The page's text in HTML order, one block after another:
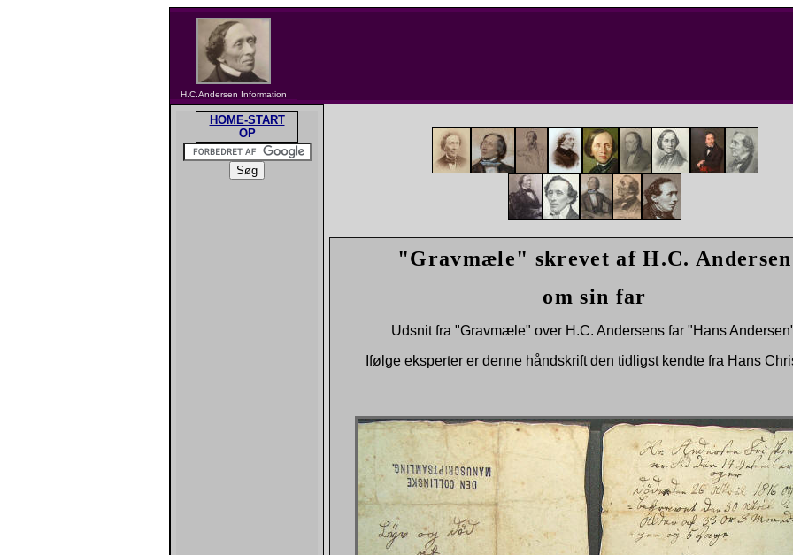
H.C.Andersen Information
HOME-START
OP
"Gravmæle" skrevet af H.C. Andersen
om sin far
Udsnit fra "Gravmæle" over H.C. Andersens far "Hans
Ifølge eksperter er denne håndskrift den tidligst kendte fra Hans